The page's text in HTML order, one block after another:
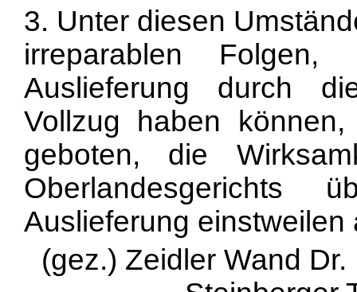
3. Unter diesen
irreparablen
Auslieferung durch
Vollzug haben
geboten, die
Auslieferung einstweilen
(gez.) Zeidler Wand